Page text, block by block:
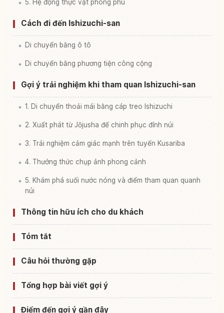
5. Hệ động thực vật phong phú
Cách đi đến Ishizuchi-san
Di chuyển bằng ô tô
Di chuyển bằng phương tiện công cộng
Gợi ý trải nghiệm khi tham quan Ishizuchi-san
1. Di chuyển thoải mái bằng cáp treo Ishizuchi
2. Xuất phát từ Jōjusha để chinh phục đỉnh núi
3. Trải nghiệm cảm giác mạnh trên tuyến Kusariba
4. Thưởng thức chụp ảnh phong cảnh
5. Khám phá suối nước nóng và điểm tham quan quanh
núi
Thông tin hữu ích cho du khách
Tóm tắt
Câu hỏi thường gặp
Tổng hợp bài viết gợi ý
Điểm đến gợi ý gần đây